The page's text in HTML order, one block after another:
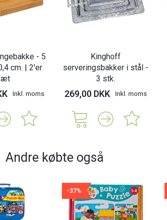
- 5
cm. | 2'er
Inkl. moms
Kinghoff
serveringsbakker i stål -
3 stk.
269,00 DKK Inkl. moms
Andre købte også
-37%